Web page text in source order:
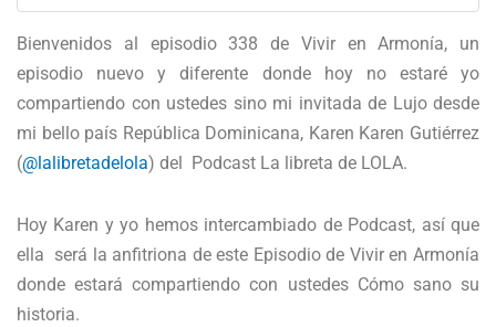
Bienvenidos al episodio 338 de Vivir en Armonía, un
episodio nuevo y diferente donde hoy no estaré yo
compartiendo con ustedes sino mi invitada de Lujo desde
mi bello país República Dominicana, Karen Karen Gutiérrez
(@lalibretadelola) del Podcast La libreta de LOLA.
Hoy Karen y yo hemos intercambiado de Podcast, así que
ella será la anfitriona de este Episodio de Vivir en Armonía
donde estará compartiendo con ustedes Cómo sano su
historia.